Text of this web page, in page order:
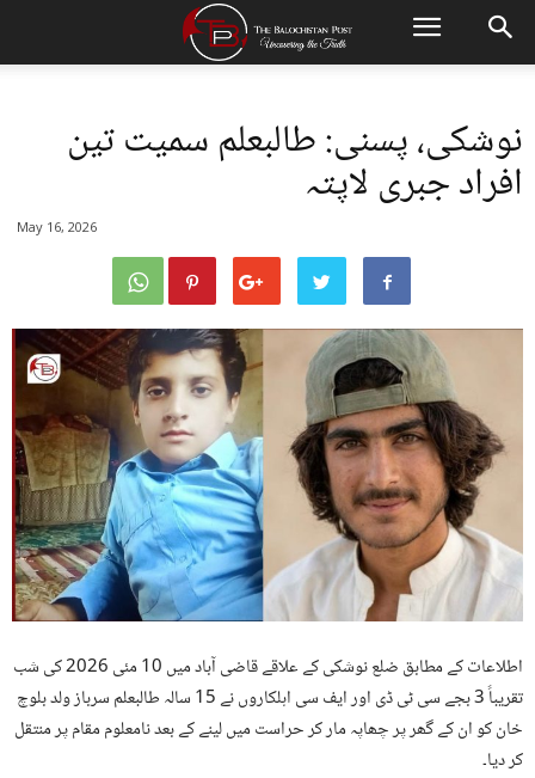
نوشکی، پسنی: طالبعلم سمیت تین
افراد جبری لاپتہ
May 16, 2026
اطلاعات کے مطابق ضلع نوشکی کے علاقے قاضی آباد میں 10 مئی 2026 کی شب
تقریباً 3 بجے سی ٹی ڈی اور ایف سی اہلکاروں نے 15 سالہ طالبعلم سرباز ولد بلوچ
خان کو ان کے گھر پر چھاپہ مار کر حراست میں لینے کے بعد نامعلوم مقام پر منتقل
کر دیا۔